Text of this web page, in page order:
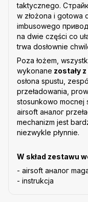
taktycznego.
w złożona i gotowa
imbusowego
na dwie części co
trwa dosłownie
Poza łożem,
wykonane zostały
osłona spustu,
przeładowania,
stosunkowo mocnej
airsoft аналог
mechanizm jest
niezwykle płynnie.
W skład zestawu
- airsoft аналог
- instrukcja